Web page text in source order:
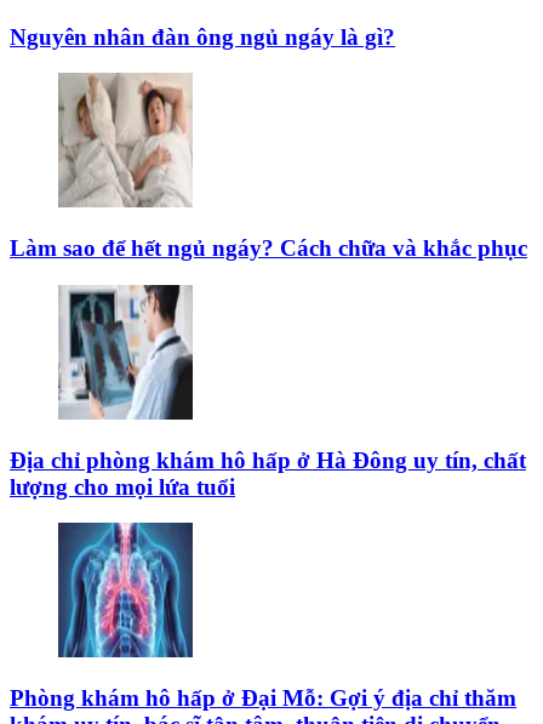
Nguyên nhân đàn ông ngủ ngáy là gì?
Làm sao để hết ngủ ngáy? Cách chữa và khắc phục
Địa chỉ phòng khám hô hấp ở Hà Đông uy tín, chất
lượng cho mọi lứa tuổi
Phòng khám hô hấp ở Đại Mỗ: Gợi ý địa chỉ thăm